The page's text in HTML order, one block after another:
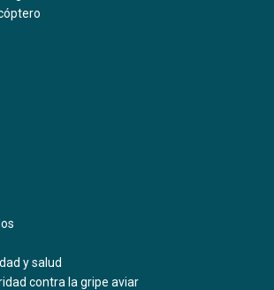
y salud
contra la gripe aviar